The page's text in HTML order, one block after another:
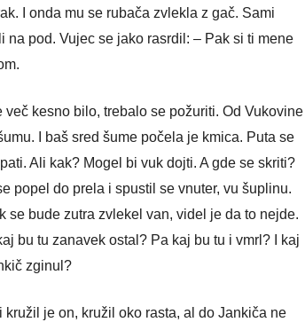
I onda mu se rubača zvlekla z gač. Sami
pod. Vujec se jako rasrdil: – Pak si ti mene
več kesno bilo, trebalo se požuriti. Od Vukovine
I baš sred šume počela je kmica. Puta se
Ali kak? Mogel bi vuk dojti. A gde se skriti?
popel do prela i spustil se vnuter, vu šuplinu.
se bude zutra zvlekel van, videl je da to nejde.
bu tu zanavek ostal? Pa kaj bu tu i vmrl? I kaj
zginul?
kružil je on, kružil oko rasta, al do Jankiča ne